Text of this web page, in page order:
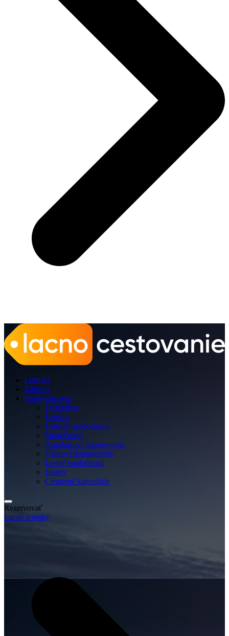
Letenky
Zájazdy
Sprievodcovia
Destinácie
Letisko
Letecké spoločnosti
Spoločnosti
Autobusoví dopravcovia
Vlakoví dopravcovia
Lodné spoločnosti
Hotely
Cestovné kancelárie
Rezervovať
Lacné letenky